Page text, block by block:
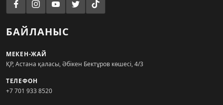
БАЙЛАНЫС
МЕКЕН-ЖАЙ
ҚР, Астана қаласы, Әбікен Бектұров көшесі, 4/3
ТЕЛЕФОН
+7 701 933 8520